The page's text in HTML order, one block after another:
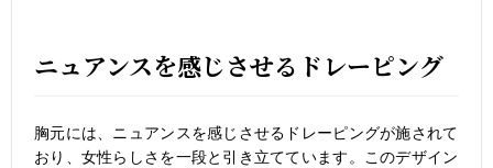
ニュアンスを感じさせるドレーピング
胸元には、ニュアンスを感じさせるドレーピングが施されて
おり、女性らしさを一段と引き立てています。このデザイン